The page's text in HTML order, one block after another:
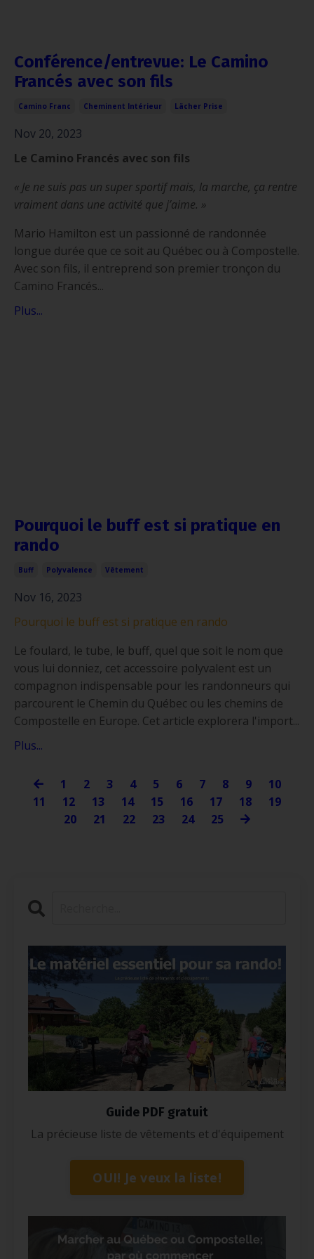
Conférence/entrevue: Le Camino
Francés avec son fils
Camino Franc Cheminent Intérieur Lächer Prise
Nov 20, 2023
Le Camino Francés avec son fils
« Je ne suis pas un super sportif mais, la marche, ça rentre
vraiment dans une activité que j’aime. »
Mario Hamilton est un passionné de randonnée
longue durée que ce soit au Québec ou à Compostelle.
Avec son fils, il entreprend son premier tronçon du
Camino Francés...
Plus...
Pourquoi le buff est si pratique en
rando
Buff Polyvalence Vêtement
Nov 16, 2023
Pourquoi le buff est si pratique en rando
Le foulard, le tube, le buff, quel que soit le nom que
vous lui donniez, cet accessoire polyvalent est un
compagnon indispensable pour les randonneurs qui
parcourent le Chemin du Québec ou les chemins de
Compostelle en Europe. Cet article explorera l'import...
Plus...
1 2 3 4 5 6 7 8 9
10
11
12 13 14 15 16 17 18
19
20
21 22 23 24 25
Guide PDF gratuit
La précieuse liste de vêtements et d'équipement
OUI! Je veux la liste!